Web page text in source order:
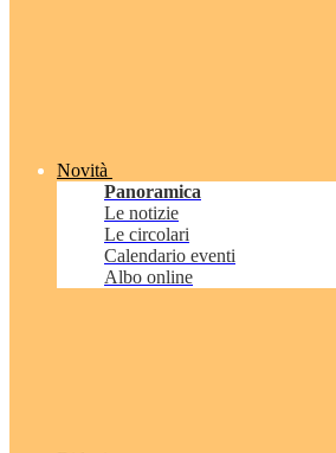
Novità
Panoramica
Le notizie
Le circolari
Calendario eventi
Albo online